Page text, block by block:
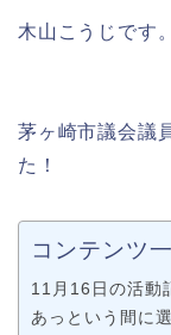
木山こうじです。
茅ヶ崎市議会議
た！
コンテンツ
11月16日の活動
あっという間に